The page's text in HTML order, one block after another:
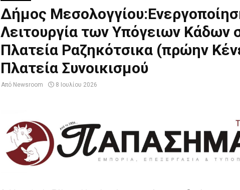
Δήμος
Λειτουργία των Υπόγειων Κάδων
Πλατεία Ραζηκότσικα (πρώην
Πλατεία Συνοικισμού
Από Newsroom 8 Ιουλίου 2026